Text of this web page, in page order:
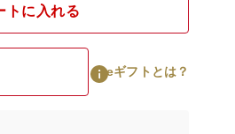
トに入れる
eギフトとは？